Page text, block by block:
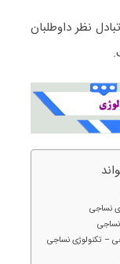
نظر داوطلبان
نساجی
– تکنولوژی نساجی